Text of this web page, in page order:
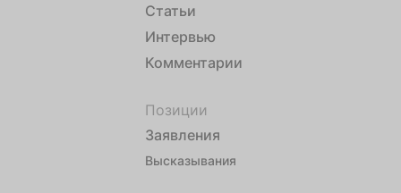
Статьи
Интервью
Комментарии
Позиции
Заявления
Высказывания